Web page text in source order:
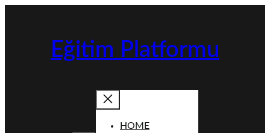
Eğitim Platformu
HOME